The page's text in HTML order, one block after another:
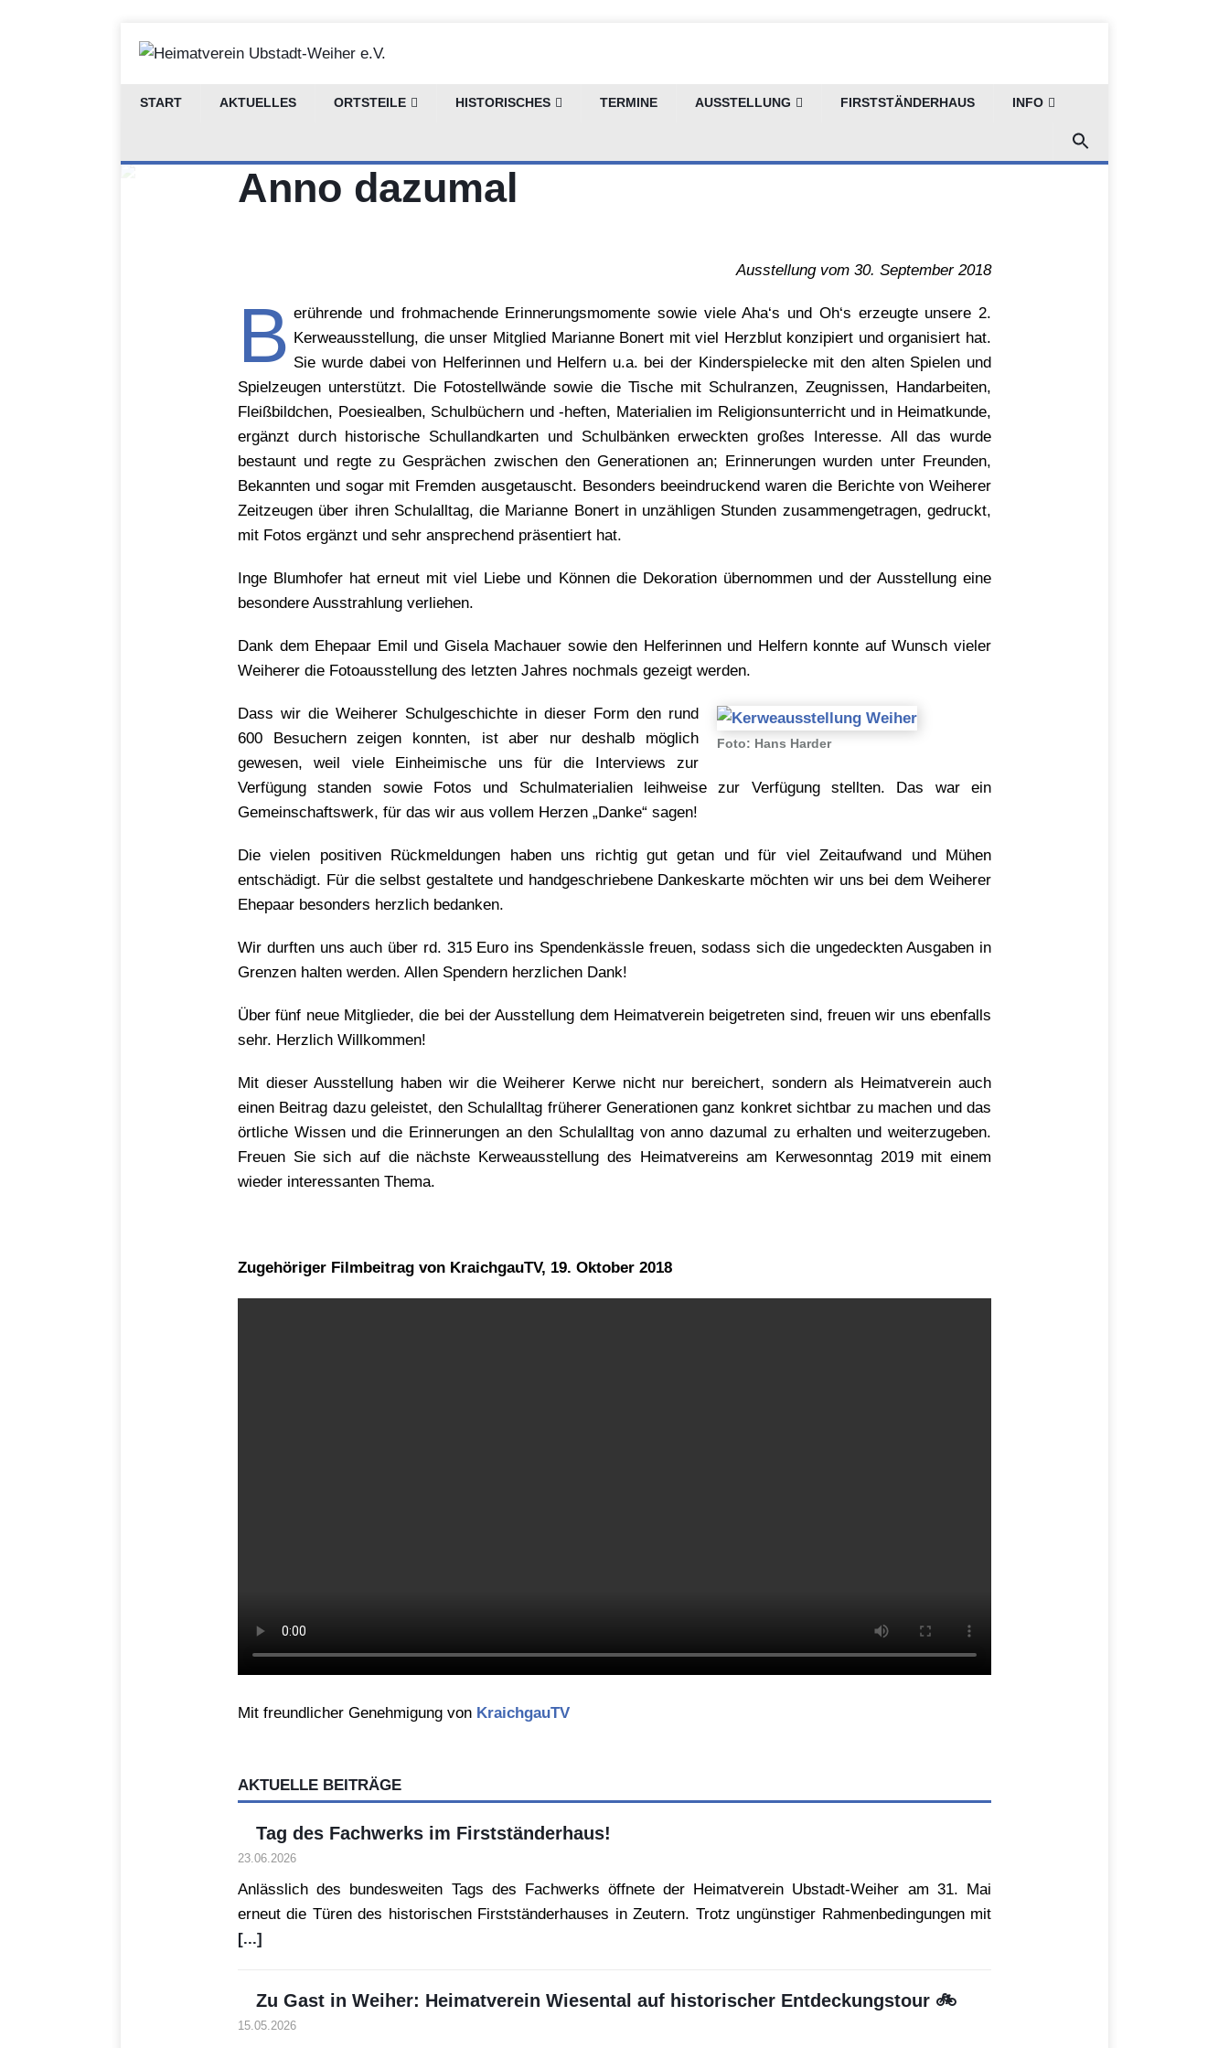
START AKTUELLES ORTSTEILE HISTORISCHES TERMINE AUSSTELLUNG FIRSTSTÄNDERHAUS INFO
Anno dazumal
Ausstellung vom 30. September 2018
B erührende und frohmachende Erinnerungsmomente sowie viele Aha‘s und Oh‘s erzeugte unsere 2.
Kerweausstellung, die unser Mitglied Marianne Bonert mit viel Herzblut konzipiert und organisiert hat.
Sie wurde dabei von Helferinnen und Helfern u.a. bei der Kinderspielecke mit den alten Spielen und
Spielzeugen unterstützt. Die Fotostellwände sowie die Tische mit Schulranzen, Zeugnissen, Handarbeiten,
Fleißbildchen, Poesiealben, Schulbüchern und -heften, Materialien im Religionsunterricht und in Heimatkunde,
ergänzt durch historische Schullandkarten und Schulbänken erweckten großes Interesse. All das wurde
bestaunt und regte zu Gesprächen zwischen den Generationen an; Erinnerungen wurden unter Freunden,
Bekannten und sogar mit Fremden ausgetauscht. Besonders beeindruckend waren die Berichte von Weiherer
Zeitzeugen über ihren Schulalltag, die Marianne Bonert in unzähligen Stunden zusammengetragen, gedruckt,
mit Fotos ergänzt und sehr ansprechend präsentiert hat.
Inge Blumhofer hat erneut mit viel Liebe und Können die Dekoration übernommen und der Ausstellung eine
besondere Ausstrahlung verliehen.
Dank dem Ehepaar Emil und Gisela Machauer sowie den Helferinnen und Helfern konnte auf Wunsch vieler
Weiherer die Fotoausstellung des letzten Jahres nochmals gezeigt werden.
Foto: Hans Harder
Dass wir die Weiherer Schulgeschichte in dieser Form den rund
600 Besuchern zeigen konnten, ist aber nur deshalb möglich
gewesen, weil viele Einheimische uns für die Interviews zur
Verfügung standen sowie Fotos und Schulmaterialien leihweise zur Verfügung stellten. Das war ein
Gemeinschaftswerk, für das wir aus vollem Herzen „Danke“ sagen!
Die vielen positiven Rückmeldungen haben uns richtig gut getan und für viel Zeitaufwand und Mühen
entschädigt. Für die selbst gestaltete und handgeschriebene Dankeskarte möchten wir uns bei dem Weiherer
Ehepaar besonders herzlich bedanken.
Wir durften uns auch über rd. 315 Euro ins Spendenkässle freuen, sodass sich die ungedeckten Ausgaben in
Grenzen halten werden. Allen Spendern herzlichen Dank!
Über fünf neue Mitglieder, die bei der Ausstellung dem Heimatverein beigetreten sind, freuen wir uns ebenfalls
sehr. Herzlich Willkommen!
Mit dieser Ausstellung haben wir die Weiherer Kerwe nicht nur bereichert, sondern als Heimatverein auch
einen Beitrag dazu geleistet, den Schulalltag früherer Generationen ganz konkret sichtbar zu machen und das
örtliche Wissen und die Erinnerungen an den Schulalltag von anno dazumal zu erhalten und weiterzugeben.
Freuen Sie sich auf die nächste Kerweausstellung des Heimatvereins am Kerwesonntag 2019 mit einem
wieder interessanten Thema.
Zugehöriger Filmbeitrag von KraichgauTV, 19. Oktober 2018
Mit freundlicher Genehmigung von KraichgauTV
AKTUELLE BEITRÄGE
Tag des Fachwerks im Firstständerhaus!
23.06.2026
Anlässlich des bundesweiten Tags des Fachwerks öffnete der Heimatverein Ubstadt-Weiher am 31. Mai
erneut die Türen des historischen Firstständerhauses in Zeutern. Trotz ungünstiger Rahmenbedingungen mit
[...]
Zu Gast in Weiher: Heimatverein Wiesental auf historischer Entdeckungstour 🚲
15.05.2026